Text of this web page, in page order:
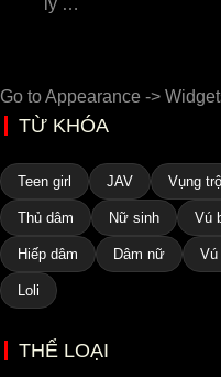
ly …
Go to Appearance ->
TỪ KHÓA
Teen girl JAV Vụng
Thủ dâm Nữ sinh Vú
Hiếp dâm Dâm nữ Vú
Loli
THỂ LOẠI